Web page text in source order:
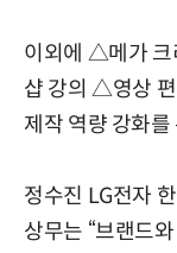
이외에 △메가 크
샵 강의 △영상
제작 역량 강화
정수진 LG전자
상무는 “브랜드